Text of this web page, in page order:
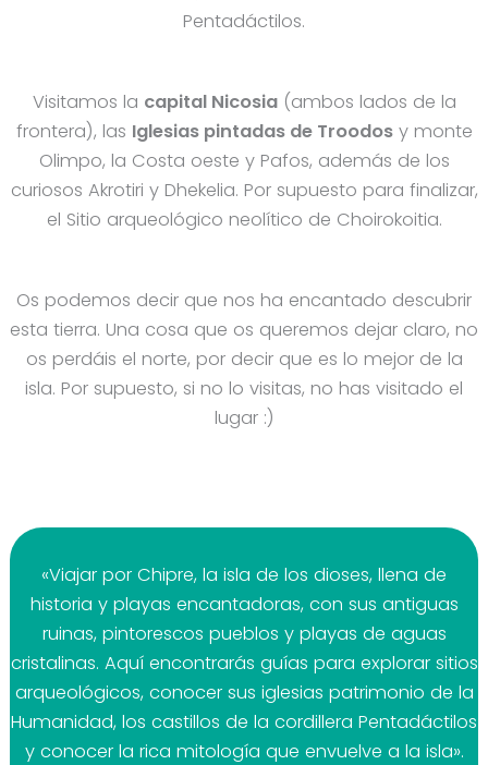
Pentadáctilos.
Visitamos la capital Nicosia(ambos lados de la
frontera), las Iglesias pintadas de Troodosy monte
Olimpo, la Costa oeste y Pafos, además de los
curiosos Akrotiri y Dhekelia. Por supuesto para finalizar,
el Sitio arqueológico neolítico de Choirokoitia.
Os podemos decir que nos ha encantado descubrir
esta tierra. Una cosa que os queremos dejar claro, no
os perdáis el norte, por decir que es lo mejor de la
isla. Por supuesto, si no lo visitas, no has visitado el
lugar :)
«Viajar por Chipre, la isla de los dioses, llena de
historia y playas encantadoras, con sus antiguas
ruinas, pintorescos pueblos y playas de aguas
cristalinas. Aquí encontrarás guías para explorar sitios
arqueológicos, conocer sus iglesias patrimonio de la
Humanidad, los castillos de la cordillera Pentadáctilos
y conocer la rica mitología que envuelve a la isla».